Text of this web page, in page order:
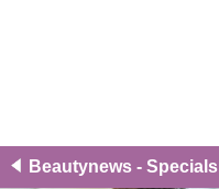
Beautynews - Specials